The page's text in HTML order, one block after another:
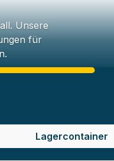
Unsere
für
Lagercontainer